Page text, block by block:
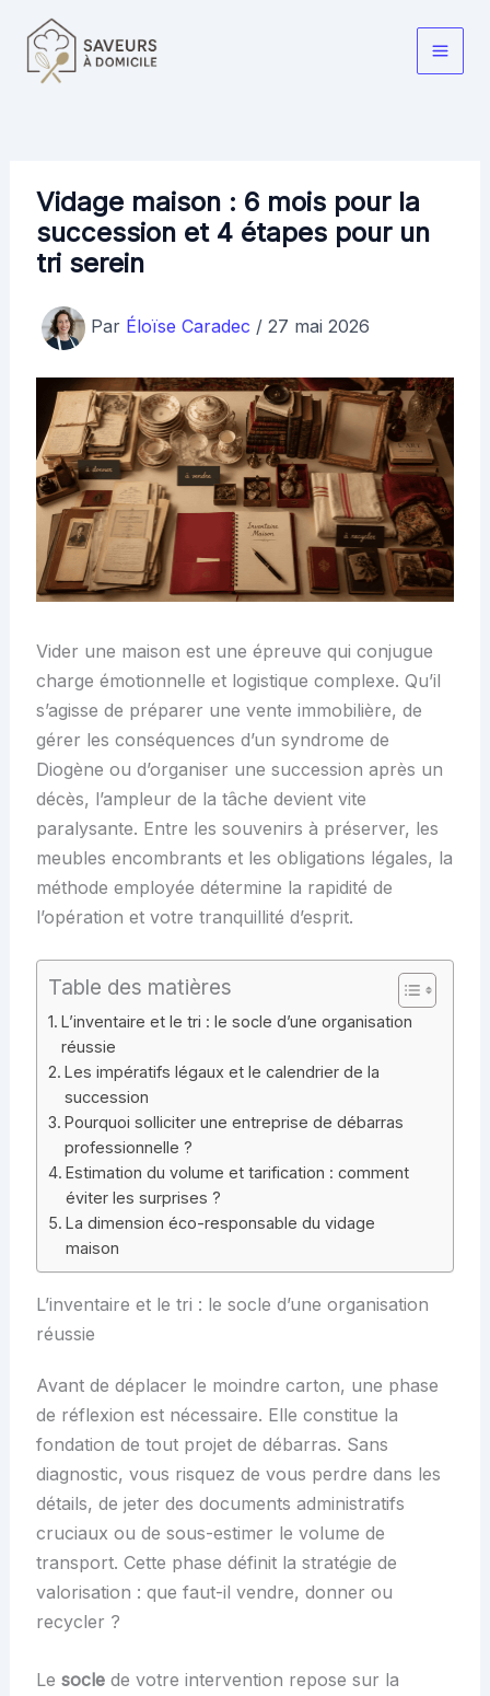
contenu
Main
Vidage maison : 6 mois pour la
succession et 4 étapes pour un
tri serein
Par Éloïse Caradec / 27 mai 2026
Vider une maison est une épreuve qui conjugue
charge émotionnelle et logistique complexe. Qu’il
s’agisse de préparer une vente immobilière, de
gérer les conséquences d’un syndrome de
Diogène ou d’organiser une succession après un
décès, l’ampleur de la tâche devient vite
paralysante. Entre les souvenirs à préserver, les
meubles encombrants et les obligations légales, la
méthode employée détermine la rapidité de
l’opération et votre tranquillité d’esprit.
Table des matières
L’inventaire et le tri : le socle d’une organisation
réussie
Les impératifs légaux et le calendrier de la
succession
Pourquoi solliciter une entreprise de débarras
professionnelle ?
Estimation du volume et tarification : comment
éviter les surprises ?
La dimension éco-responsable du vidage
maison
L’inventaire et le tri : le socle d’une organisation
réussie
Avant de déplacer le moindre carton, une phase
de réflexion est nécessaire. Elle constitue la
fondation de tout projet de débarras. Sans
diagnostic, vous risquez de vous perdre dans les
détails, de jeter des documents administratifs
cruciaux ou de sous-estimer le volume de
transport. Cette phase définit la stratégie de
valorisation : que faut-il vendre, donner ou
recycler ?
Le soclede votre intervention repose sur la